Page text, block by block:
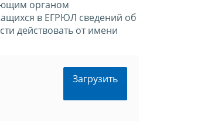
органом
в ЕГРЮЛ сведений об
действовать от имени
Загрузить